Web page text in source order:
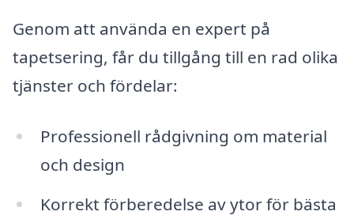
Genom att använda en expert på
tapetsering, får du tillgång till en rad olika
tjänster och fördelar:
Professionell rådgivning om material
och design
Korrekt förberedelse av ytor för bästa